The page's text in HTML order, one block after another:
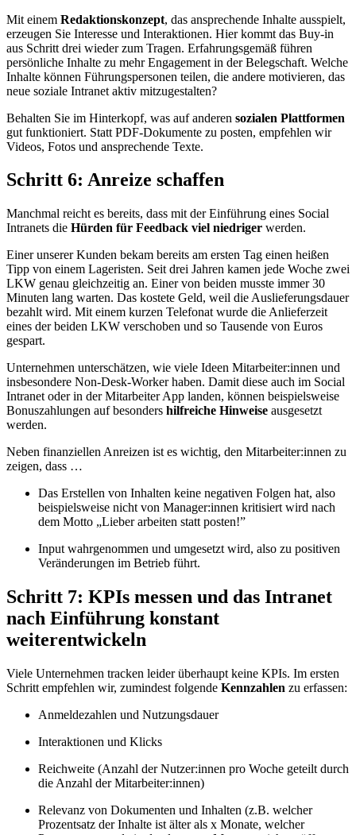
Mit einem Redaktionskonzept, das ansprechende Inhalte ausspielt,
erzeugen Sie Interesse und Interaktionen. Hier kommt das Buy-in
aus Schritt drei wieder zum Tragen. Erfahrungsgemäß führen
persönliche Inhalte zu mehr Engagement in der Belegschaft. Welche
Inhalte können Führungspersonen teilen, die andere motivieren, das
neue soziale Intranet aktiv mitzugestalten?
Behalten Sie im Hinterkopf, was auf anderen sozialen Plattformen
gut funktioniert. Statt PDF-Dokumente zu posten, empfehlen wir
Videos, Fotos und ansprechende Texte.
Schritt 6: Anreize schaffen
Manchmal reicht es bereits, dass mit der Einführung eines Social
Intranets die Hürden für Feedback viel niedriger werden.
Einer unserer Kunden bekam bereits am ersten Tag einen heißen
Tipp von einem Lageristen. Seit drei Jahren kamen jede Woche zwei
LKW genau gleichzeitig an. Einer von beiden musste immer 30
Minuten lang warten. Das kostete Geld, weil die Auslieferungsdauer
bezahlt wird. Mit einem kurzen Telefonat wurde die Anlieferzeit
eines der beiden LKW verschoben und so Tausende von Euros
gespart.
Unternehmen unterschätzen, wie viele Ideen Mitarbeiter:innen und
insbesondere Non-Desk-Worker haben. Damit diese auch im Social
Intranet oder in der Mitarbeiter App landen, können beispielsweise
Bonuszahlungen auf besonders hilfreiche Hinweise ausgesetzt
werden.
Neben finanziellen Anreizen ist es wichtig, den Mitarbeiter:innen zu
zeigen, dass …
Das Erstellen von Inhalten keine negativen Folgen hat, also
beispielsweise nicht von Manager:innen kritisiert wird nach
dem Motto „Lieber arbeiten statt posten!”
Input wahrgenommen und umgesetzt wird, also zu positiven
Veränderungen im Betrieb führt.
Schritt 7: KPIs messen und das Intranet
nach Einführung konstant
weiterentwickeln
Viele Unternehmen tracken leider überhaupt keine KPIs. Im ersten
Schritt empfehlen wir, zumindest folgende Kennzahlen zu erfassen:
Anmeldezahlen und Nutzungsdauer
Interaktionen und Klicks
Reichweite (Anzahl der Nutzer:innen pro Woche geteilt durch
die Anzahl der Mitarbeiter:innen)
Relevanz von Dokumenten und Inhalten (z.B. welcher
Prozentsatz der Inhalte ist älter als x Monate, welcher